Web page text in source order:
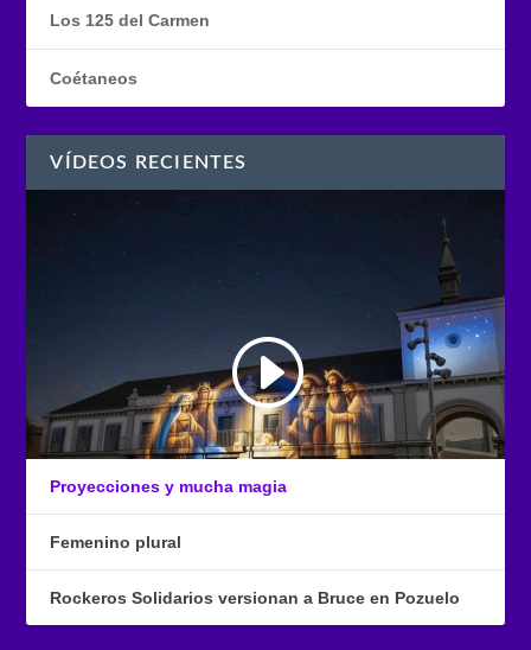
Los 125 del Carmen
Coétaneos
VÍDEOS RECIENTES
Proyecciones y mucha magia
Femenino plural
Rockeros Solidarios versionan a Bruce en Pozuelo